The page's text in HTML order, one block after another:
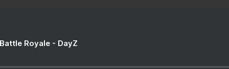
Royale - DayZ